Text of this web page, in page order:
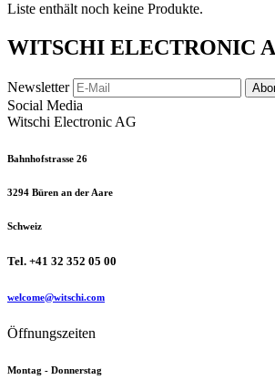
Liste enthält noch keine Produkte.
WITSCHI ELECTRONIC
Newsletter
Social Media
Witschi Electronic AG
Bahnhofstrasse 26
3294 Büren an der Aare
Schweiz
Tel. +41 32 352 05 00
welcome@witschi.com
Öffnungszeiten
Montag - Donnerstag